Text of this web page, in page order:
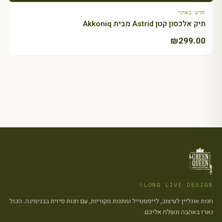
חדש באתר
תיק אלכסון קטן Astrid מבית Akkoniq
₪299.00
LONG LIVE DESIGN!
חנות אונליין לעיצוב, לייפסטייל ומתנות מקוריות, עם חנות פיזית בבנימינה. הכול
נארז באהבה ונשלח אליכם.